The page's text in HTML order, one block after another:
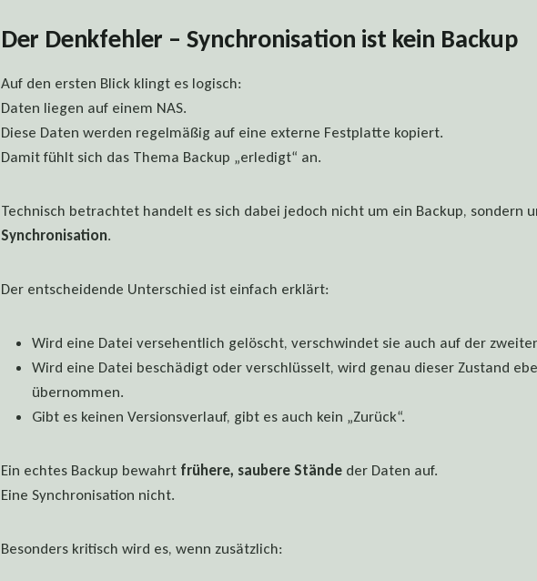
Der Denkfehler – Synchronisation ist kein Backup
Auf den ersten Blick klingt es logisch:
Daten liegen auf einem NAS.
Diese Daten werden regelmäßig auf eine externe Festplatte kopiert.
Damit fühlt sich das Thema Backup „erledigt“ an.
Technisch betrachtet handelt es sich dabei jedoch nicht um ein Backup, sondern
Synchronisation.
Der entscheidende Unterschied ist einfach erklärt:
Wird eine Datei versehentlich gelöscht, verschwindet sie auch auf der
Wird eine Datei beschädigt oder verschlüsselt, wird genau dieser Zustand
übernommen.
Gibt es keinen Versionsverlauf, gibt es auch kein „Zurück“.
Ein echtes Backup bewahrt frühere, saubere Stände der Daten auf.
Eine Synchronisation nicht.
Besonders kritisch wird es, wenn zusätzlich: